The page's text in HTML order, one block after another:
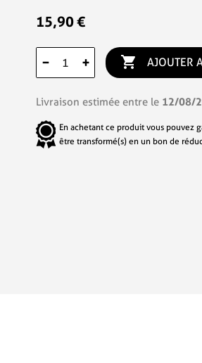
15,90 €
− +  AJOUTER
Livraison estimée entre le 12/08/
En achetant ce produit vous pouvez
être transformé(s) en un bon de